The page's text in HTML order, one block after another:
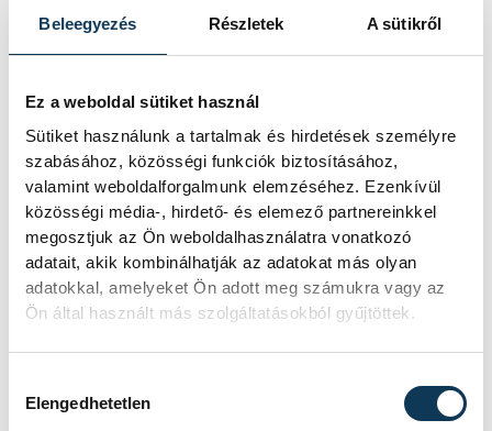
Beleegyezés Részletek A sütikről
Ez a weboldal sütiket használ
Sütiket használunk a tartalmak és hirdetések személyre
szabásához, közösségi funkciók biztosításához,
valamint weboldalforgalmunk elemzéséhez. Ezenkívül
közösségi média-, hirdető- és elemező partnereinkkel
megosztjuk az Ön weboldalhasználatra vonatkozó
adatait, akik kombinálhatják az adatokat más olyan
adatokkal, amelyeket Ön adott meg számukra vagy az
Ön által használt más szolgáltatásokból gyűjtöttek.
Elengedhetetlen
sokat szokott üldögélni, ezzel örök
emléket állítva neki. Az eseményen ott
voltak barátai, ismerősei és nővére is, akik
személyes és kedves élményeiket.
közélet
Adamecz Zoltán
emlékezet
közadakozás Ubul